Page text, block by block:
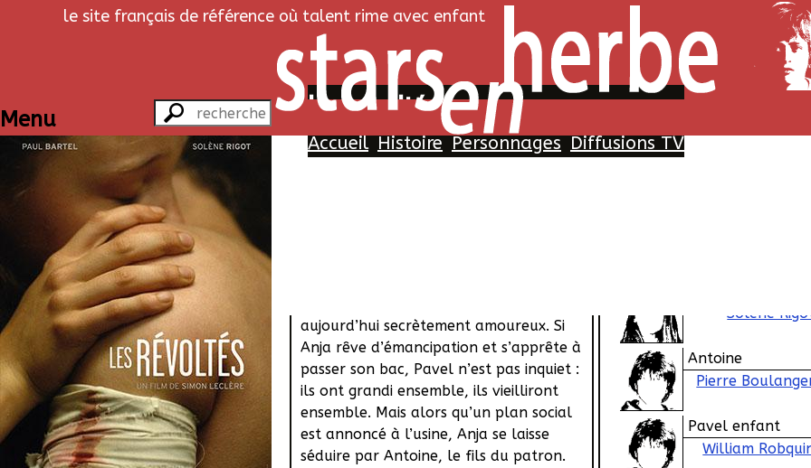
le site français de référence où talent rime avec enfant
Menu Les révoltés
Accueil Histoire Personnages Diffusions TV
aujourd’hui secrètement amoureux. Si
Anja rêve d’émancipation et s’apprête à
passer son bac, Pavel n’est pas inquiet :
ils ont grandi ensemble, ils vieilliront
ensemble. Mais alors qu’un plan social
est annoncé à l’usine, Anja se laisse
séduire par Antoine, le fils du patron.
Solène
Antoine
Pierre
Pavel enfant
William